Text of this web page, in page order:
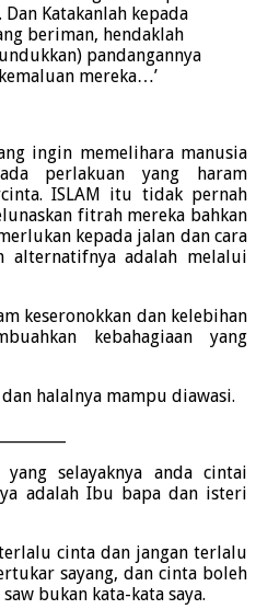
Katakanlah kepada
beriman, hendaklah
pandangannya
mereka…’
ingin memelihara manusia
perlakuan yang haram
ISLAM itu tidak pernah
fitrah mereka bahkan
kepada jalan dan cara
adalah melalui
keseronokkan dan kelebihan
kebahagiaan yang
halalnya mampu diawasi.
selayaknya anda cintai
adalah Ibu bapa dan isteri
cinta dan jangan terlalu
sayang, dan cinta boleh
bukan kata-kata saya.